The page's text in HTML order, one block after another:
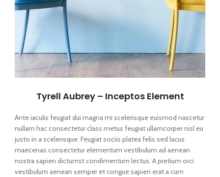
Tyrell Aubrey – Inceptos Element
Ante iaculis feugiat dui magna mi scelerisque euismod nascetur
nullam hac consectetur class metus feugiat ullamcorper nisl eu
justo in a scelerisque. Feugiat sociis platea felis sed lacus
maecenas consectetur elementum vestibulum ad aenean
nostra sapien dictumst condimentum lectus. A pretium orci
vestibulum aenean semper et congue sapien erat a cum